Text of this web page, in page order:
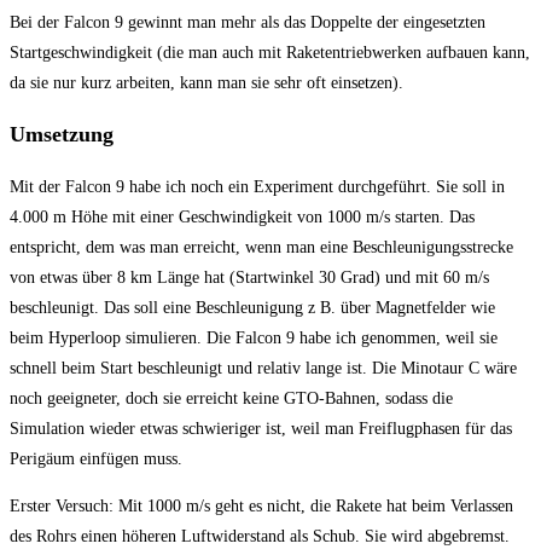
Bei der Falcon 9 gewinnt man mehr als das Doppelte der eingesetzten
Startgeschwindigkeit (die man auch mit Raketentriebwerken aufbauen kann,
da sie nur kurz arbeiten, kann man sie sehr oft einsetzen).
Umsetzung
Mit der Falcon 9 habe ich noch ein Experiment durchgeführt. Sie soll in
4.000 m Höhe mit einer Geschwindigkeit von 1000 m/s starten. Das
entspricht, dem was man erreicht, wenn man eine Beschleunigungsstrecke
von etwas über 8 km Länge hat (Startwinkel 30 Grad) und mit 60 m/s
beschleunigt. Das soll eine Beschleunigung z B. über Magnetfelder wie
beim Hyperloop simulieren. Die Falcon 9 habe ich genommen, weil sie
schnell beim Start beschleunigt und relativ lange ist. Die Minotaur C wäre
noch geeigneter, doch sie erreicht keine GTO-Bahnen, sodass die
Simulation wieder etwas schwieriger ist, weil man Freiflugphasen für das
Perigäum einfügen muss.
Erster Versuch: Mit 1000 m/s geht es nicht, die Rakete hat beim Verlassen
des Rohrs einen höheren Luftwiderstand als Schub. Sie wird abgebremst.